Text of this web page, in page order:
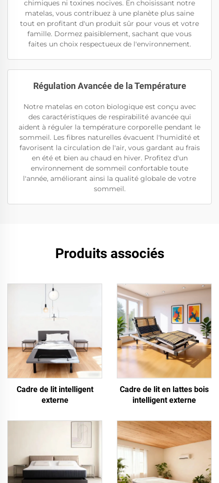
chimiques ni toxines nocives. En choisissant notre
matelas, vous contribuez à une planète plus saine
tout en profitant d'un produit sûr pour vous et votre
famille. Dormez paisiblement, sachant que vous
faites un choix respectueux de l'environnement.
Régulation Avancée de la Température
Notre matelas en coton biologique est conçu avec
des caractéristiques de respirabilité avancée qui
aident à réguler la température corporelle pendant le
sommeil. Les fibres naturelles évacuent l'humidité et
favorisent la circulation de l'air, vous gardant au frais
en été et bien au chaud en hiver. Profitez d'un
environnement de sommeil confortable toute
l'année, améliorant ainsi la qualité globale de votre
sommeil.
Produits associés
Cadre de lit intelligent
externe
Cadre de lit en lattes bois
intelligent externe